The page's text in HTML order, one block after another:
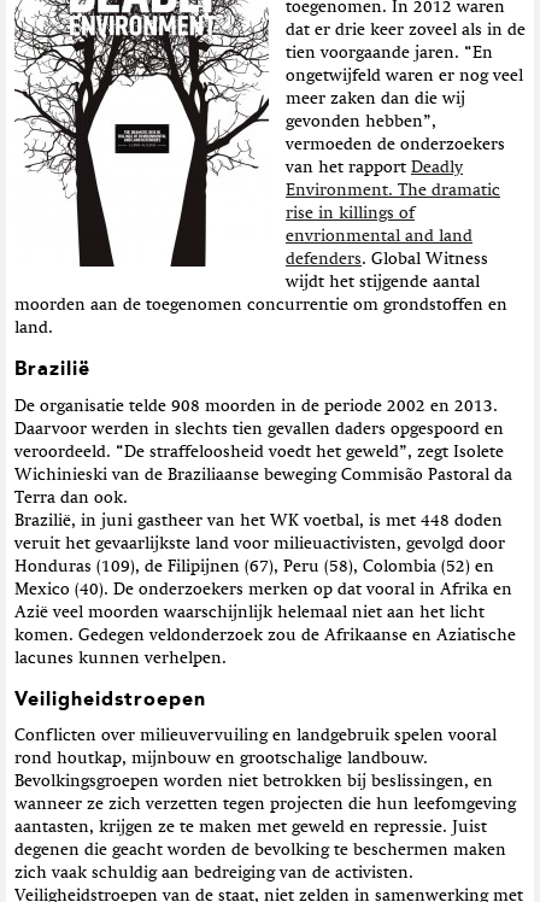
t
i
e
toegenomen. In 2012 waren
dat er drie keer zoveel als in de
tien voorgaande jaren. “En
ongetwijfeld waren er nog veel
meer zaken dan die wij
gevonden hebben”,
vermoeden de onderzoekers
van het rapport Deadly
Environment. The dramatic
rise in killings of
envrionmental and land
defenders. Global Witness
wijdt het stijgende aantal
moorden aan de toegenomen concurrentie om grondstoffen en
land.
Brazilië
De organisatie telde 908 moorden in de periode 2002 en 2013.
Daarvoor werden in slechts tien gevallen daders opgespoord en
veroordeeld. “De straffeloosheid voedt het geweld”, zegt Isolete
Wichinieski van de Braziliaanse beweging Commisão Pastoral da
Terra dan ook.
Brazilië, in juni gastheer van het WK voetbal, is met 448 doden
veruit het gevaarlijkste land voor milieuactivisten, gevolgd door
Honduras (109), de Filipijnen (67), Peru (58), Colombia (52) en
Mexico (40). De onderzoekers merken op dat vooral in Afrika en
Azië veel moorden waarschijnlijk helemaal niet aan het licht
komen. Gedegen veldonderzoek zou de Afrikaanse en Aziatische
lacunes kunnen verhelpen.
Veiligheidstroepen
Conflicten over milieuvervuiling en landgebruik spelen vooral
rond houtkap, mijnbouw en grootschalige landbouw.
Bevolkingsgroepen worden niet betrokken bij beslissingen, en
wanneer ze zich verzetten tegen projecten die hun leefomgeving
aantasten, krijgen ze te maken met geweld en repressie. Juist
degenen die geacht worden de bevolking te beschermen maken
zich vaak schuldig aan bedreiging van de activisten.
Veiligheidstroepen van de staat, niet zelden in samenwerking met